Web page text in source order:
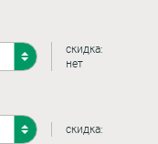
скидка:
нет
скидка: